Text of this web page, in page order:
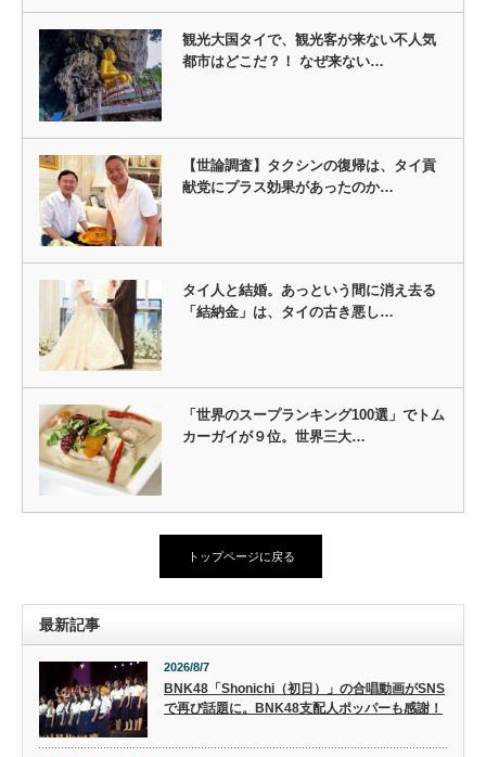
観光大国タイで、観光客が来ない不人気
都市はどこだ？！ なぜ来ない…
【世論調査】タクシンの復帰は、タイ貢
献党にプラス効果があったのか…
タイ人と結婚。あっという間に消え去る
「結納金」は、タイの古き悪し…
「世界のスープランキング100選」でトム
カーガイが９位。世界三大…
トップページに戻る
最新記事
2026/8/7
BNK48「Shonichi（初日）」の合唱動画がSNS
で再び話題に。BNK48支配人ポッパーも感謝！